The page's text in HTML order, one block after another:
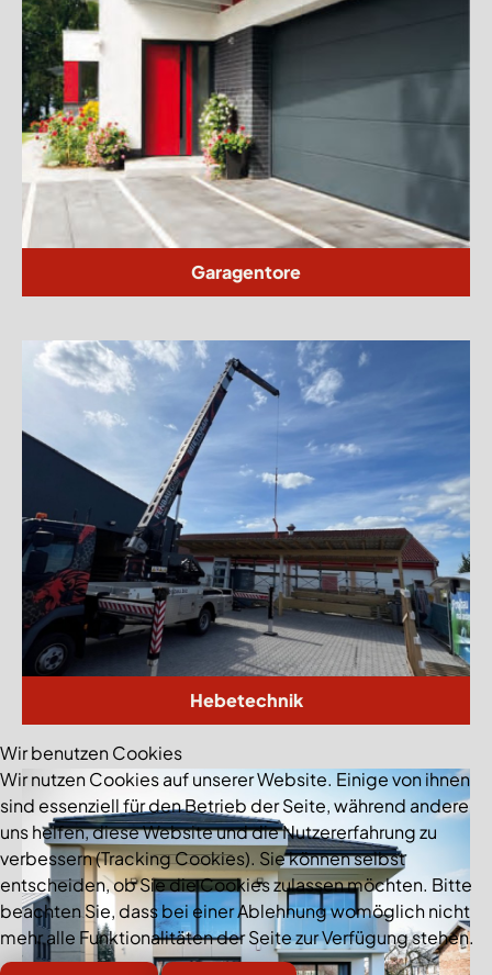
Garagentore
Hebetechnik
Wir benutzen Cookies
Wir nutzen Cookies auf unserer Website. Einige von ihnen
sind essenziell für den Betrieb der Seite, während andere
uns helfen, diese Website und die Nutzererfahrung zu
verbessern (Tracking Cookies). Sie können selbst
entscheiden, ob Sie die Cookies zulassen möchten. Bitte
beachten Sie, dass bei einer Ablehnung womöglich nicht
mehr alle Funktionalitäten der Seite zur Verfügung stehen.